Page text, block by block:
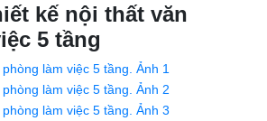
kế nội thất văn
5 tầng